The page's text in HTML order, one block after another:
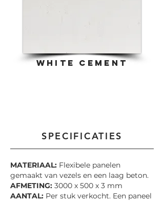
WHITE cement
SPECIFICATIES
MATERIAAL: Flexibele panelen
gemaakt van vezels en een laag beton.
AFMETING: 3000 x 500 x 3 mm
AANTAL: Per stuk verkocht. Een paneel